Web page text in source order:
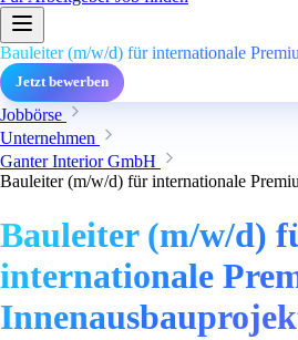
Bauleiter (m/w/d) für internationale
Jetzt bewerben
Jobbörse
Unternehmen
Ganter Interior GmbH
Bauleiter (m/w/d) für internationale
Bauleiter (m/w/d)
internationale